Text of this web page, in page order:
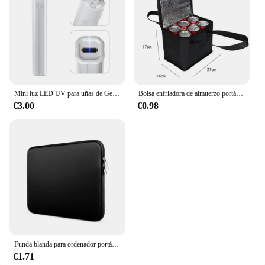
Mini luz LED UV para uñas de Gel, lámpara de uñas portátil recargable por USB, secador de uñas de secado rápido para curado de esmalte de uñas de Gel
€3.00
Bolsa enfriadora de almuerzo portátil, aislamiento plegable, paquete de hielo para Picnic, bolsa térmica para alimentos, portabebés, bolsas aisladas, bolsa de entrega de alimentos
€0.98
Funda blanda para ordenador portátil Xiaomi, Hp, Dell, Lenovo, Macbook Air Pro Retina 11, 12, 13, 14, 15, 15,6
€1.71